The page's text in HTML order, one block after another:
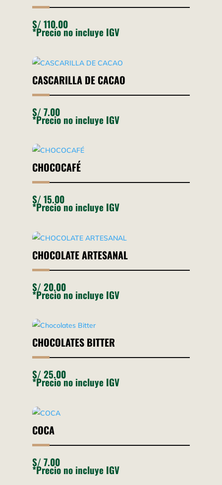
S/ 110.00
*Precio no incluye IGV
CASCARILLA DE CACAO
S/ 7.00
*Precio no incluye IGV
CHOCOCAFÉ
S/ 15.00
*Precio no incluye IGV
CHOCOLATE ARTESANAL
S/ 20.00
*Precio no incluye IGV
CHOCOLATES BITTER
S/ 25.00
*Precio no incluye IGV
COCA
S/ 7.00
*Precio no incluye IGV